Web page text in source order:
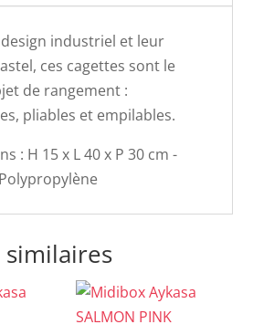
industriel et leur
ces cagettes sont le
de rangement :
pliables et empilables.
: H 15 x L 40 x P 30 cm -